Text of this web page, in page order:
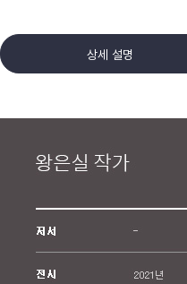
상세 설명